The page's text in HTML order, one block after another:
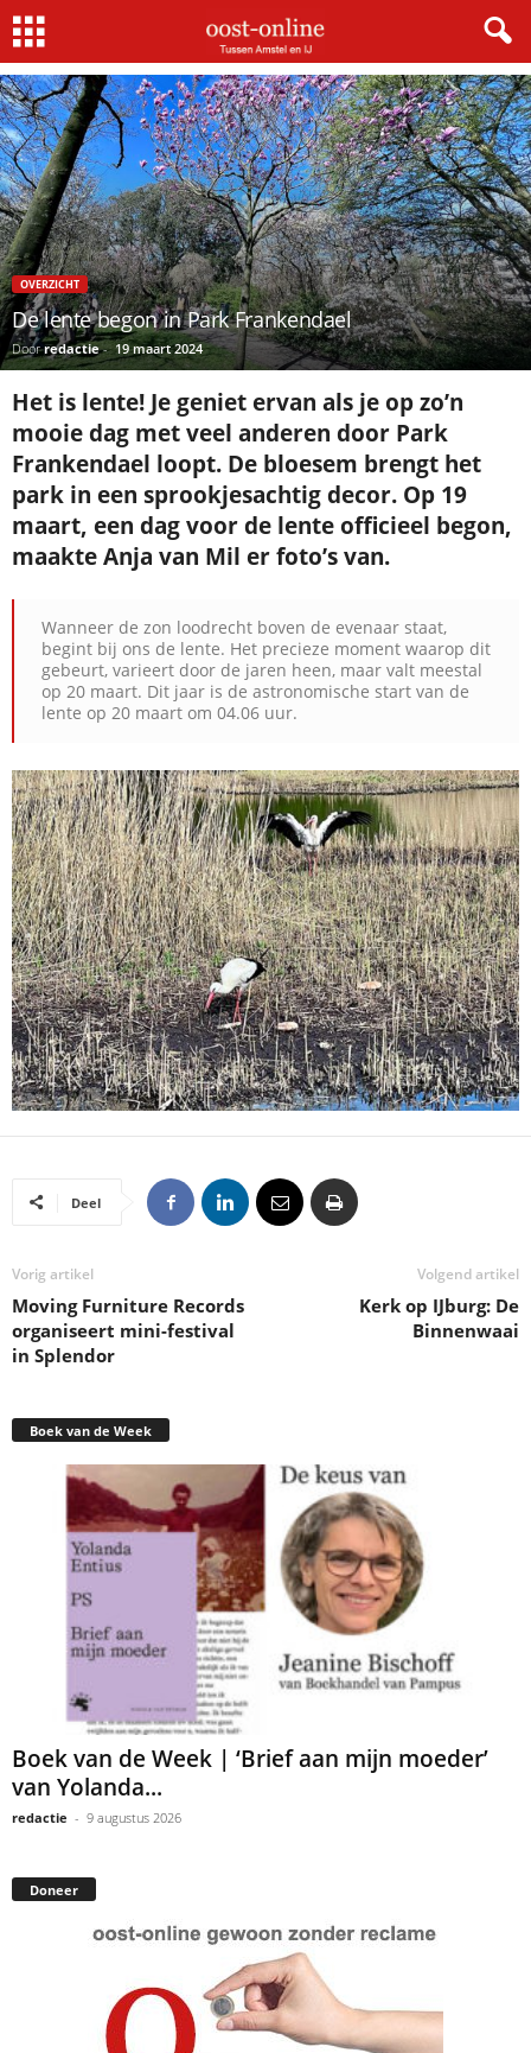
Home De lente begon in Park Frankendael
OVERZICHT
De lente begon in Park Frankendael
Door redactie- 19 maart 2024
Het is lente! Je geniet ervan als je op zo’n
mooie dag met veel anderen door Park
Frankendael loopt. De bloesem brengt het
park in een sprookjesachtig decor. Op 19
maart, een dag voor de lente officieel begon,
maakte Anja van Mil er foto’s van.
Wanneer de zon loodrecht boven de evenaar staat,
begint bij ons de lente. Het precieze moment waarop dit
gebeurt, varieert door de jaren heen, maar valt meestal
op 20 maart. Dit jaar is de astronomische start van de
lente op 20 maart om 04.06 uur.
Deel
Vorig artikel
Moving Furniture Records
organiseert mini-festival
in Splendor
Volgend artikel
Kerk op IJburg: De
Binnenwaai
Boek van de Week
Boek van de Week | ‘Brief aan mijn moeder’
van Yolanda...
redactie - 9 augustus 2026
Doneer